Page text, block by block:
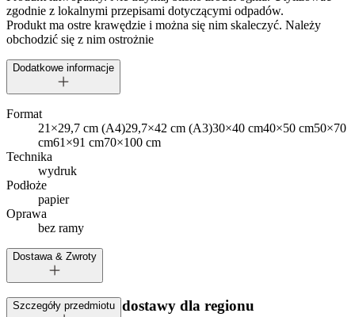
zgodnie z lokalnymi przepisami dotyczącymi odpadów.
Produkt ma ostre krawędzie i można się nim skaleczyć. Należy
obchodzić się z nim ostrożnie
Dodatkowe informacje
Format
21×29,7 cm (A4)29,7×42 cm (A3)30×40 cm40×50 cm50×70
cm61×91 cm70×100 cm
Technika
wydruk
Podłoże
papier
Oprawa
bez ramy
Dostawa & Zwroty
Dostępne metody dostawy dla regionu
Szczegóły przedmiotu